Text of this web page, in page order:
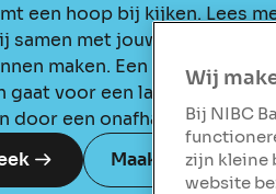
een hoop bij kijken. Lees
samen met jouw
maken. Een hypotheek is
voor een langere
door een onafhankelijk
Maak een afspraak
Wij
Bij NIBC
zijn kleine
website